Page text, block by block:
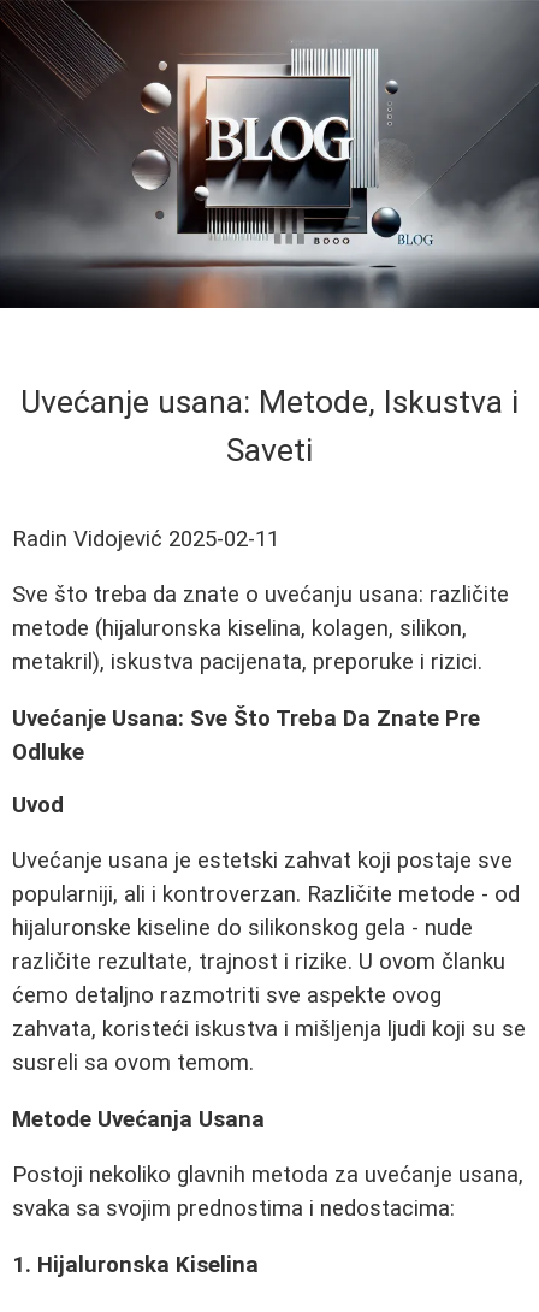
Uvećanje usana: Metode, Iskustva i
Saveti
Radin Vidojević 2025-02-11
Sve što treba da znate o uvećanju usana: različite
metode (hijaluronska kiselina, kolagen, silikon,
metakril), iskustva pacijenata, preporuke i rizici.
Uvećanje Usana: Sve Što Treba Da Znate Pre
Odluke
Uvod
Uvećanje usana je estetski zahvat koji postaje sve
popularniji, ali i kontroverzan. Različite metode - od
hijaluronske kiseline do silikonskog gela - nude
različite rezultate, trajnost i rizike. U ovom članku
ćemo detaljno razmotriti sve aspekte ovog
zahvata, koristeći iskustva i mišljenja ljudi koji su se
susreli sa ovom temom.
Metode Uvećanja Usana
Postoji nekoliko glavnih metoda za uvećanje usana,
svaka sa svojim prednostima i nedostacima:
1. Hijaluronska Kiselina